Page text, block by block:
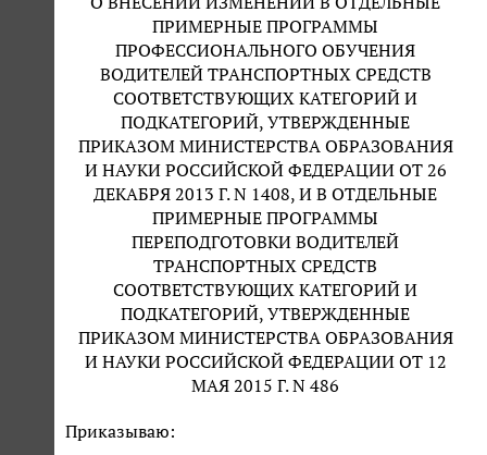
ПРИМЕРНЫЕ ПРОГРАММЫ
ПРОФЕССИОНАЛЬНОГО ОБУЧЕНИЯ
ВОДИТЕЛЕЙ ТРАНСПОРТНЫХ СРЕДСТВ
СООТВЕТСТВУЮЩИХ КАТЕГОРИЙ И
ПОДКАТЕГОРИЙ, УТВЕРЖДЕННЫЕ
ПРИКАЗОМ МИНИСТЕРСТВА ОБРАЗОВАНИЯ
И НАУКИ РОССИЙСКОЙ ФЕДЕРАЦИИ ОТ 26
ДЕКАБРЯ 2013 Г. N 1408, И В ОТДЕЛЬНЫЕ
ПРИМЕРНЫЕ ПРОГРАММЫ
ПЕРЕПОДГОТОВКИ ВОДИТЕЛЕЙ
ТРАНСПОРТНЫХ СРЕДСТВ
СООТВЕТСТВУЮЩИХ КАТЕГОРИЙ И
ПОДКАТЕГОРИЙ, УТВЕРЖДЕННЫЕ
ПРИКАЗОМ МИНИСТЕРСТВА ОБРАЗОВАНИЯ
И НАУКИ РОССИЙСКОЙ ФЕДЕРАЦИИ ОТ 12
МАЯ 2015 Г. N 486
Приказываю: